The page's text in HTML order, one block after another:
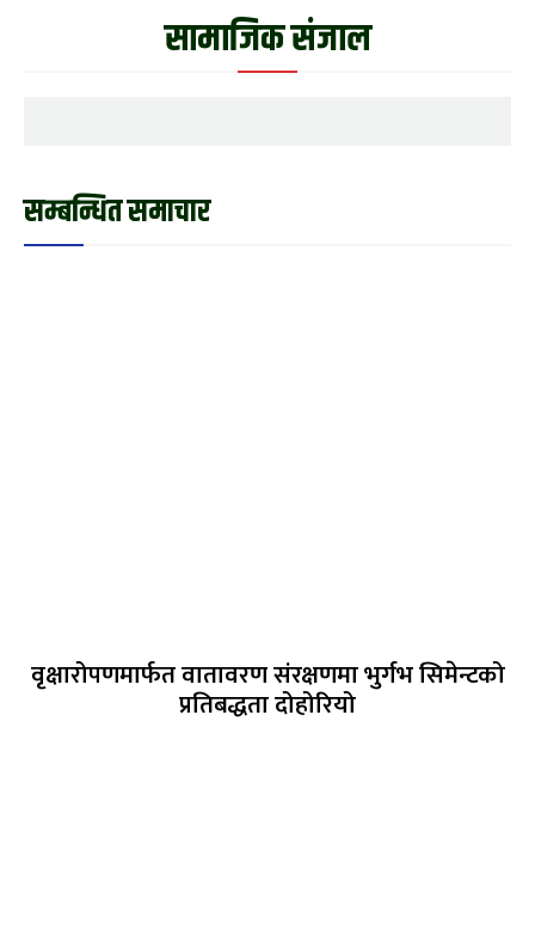
सामाजिक संजाल
सम्बन्धित समाचार
वृक्षारोपणमार्फत वातावरण संरक्षणमा भुर्गभ सिमेन्टको
प्रतिबद्धता दोहोरियो